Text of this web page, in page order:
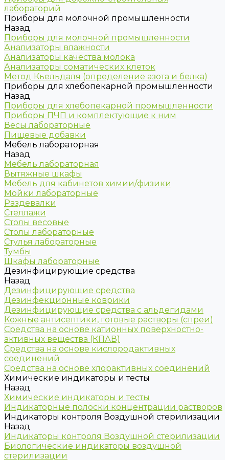
лабораторий
Приборы для молочной промышленности
Назад
Приборы для молочной промышленности
Анализаторы влажности
Анализаторы качества молока
Анализаторы соматических клеток
Метод Кьельдаля (определение азота и белка)
Приборы для хлебопекарной промышленности
Назад
Приборы для хлебопекарной промышленности
Приборы ПЧП и комплектующие к ним
Весы лабораторные
Пищевые добавки
Мебель лабораторная
Назад
Мебель лабораторная
Вытяжные шкафы
Мебель для кабинетов химии/физики
Мойки лабораторные
Раздевалки
Стеллажи
Столы весовые
Столы лабораторные
Стулья лабораторные
Тумбы
Шкафы лабораторные
Дезинфицирующие средства
Назад
Дезинфицирующие средства
Дезинфекционные коврики
Дезинфицирующие средства с альдегидами
Кожные антисептики, готовые растворы (спреи)
Средства на основе катионных поверхностно-
активных вещества (КПАВ)
Средства на основе кислородактивных
соединений
Средства на основе хлорактивных соединений
Химические индикаторы и тесты
Назад
Химические индикаторы и тесты
Индикаторные полоски концентрации растворов
Индикаторы контроля Воздушной стерилизации
Назад
Индикаторы контроля Воздушной стерилизации
Биологические индикаторы воздушной
стерилизации